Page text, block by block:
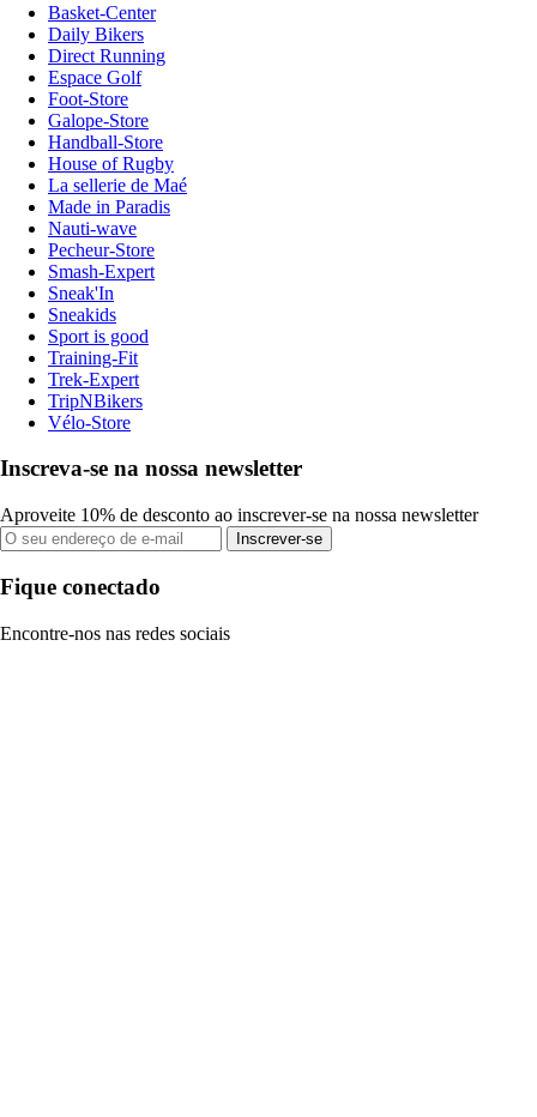
Basket-Center
Daily Bikers
Direct Running
Espace Golf
Foot-Store
Galope-Store
Handball-Store
House of Rugby
La sellerie de Maé
Made in Paradis
Nauti-wave
Pecheur-Store
Smash-Expert
Sneak'In
Sneakids
Sport is good
Training-Fit
Trek-Expert
TripNBikers
Vélo-Store
Inscreva-se na nossa newsletter
Aproveite 10% de desconto ao inscrever-se na nossa newsletter
Inscrever-se
Fique conectado
Encontre-nos nas redes sociais